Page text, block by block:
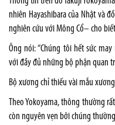
nhiên Hayashibara của Nhật và
nghiên cứu với Mông Cổ– cho
Ông nói: “Chúng tôi hết sức
với đầy đủ những bộ phận quan
Bộ xương chỉ thiếu vài mẫu
Theo Yokoyama, thông thường
còn nguyên vẹn bởi chúng